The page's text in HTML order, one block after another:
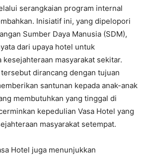
serangkaian program internal
Inisiatif ini, yang dipelopori
Sumber Daya Manusia (SDM),
dari upaya hotel untuk
masyarakat sekitar.
dirancang dengan tujuan
santunan kepada anak-anak
membutuhkan yang tinggal di
kepedulian Vasa Hotel yang
masyarakat setempat.
Hotel juga menunjukkan